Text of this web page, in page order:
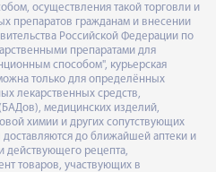
осуществления такой торговли и
препаратов гражданам и внесении
Российской Федерации по
препаратами для
способом", курьерская
только для определённых
лекарственных средств,
медицинских изделий,
химии и других сопутствующих
до ближайшей аптеки и
действующего рецепта,
товаров, участвующих в